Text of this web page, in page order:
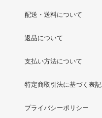
配送・送料について
返品について
支払い方法について
特定商取引法に基づく表記
プライバシーポリシー